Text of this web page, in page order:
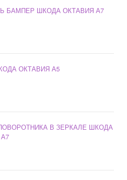
БАМПЕР ШКОДА ОКТАВИЯ А7
ОКТАВИЯ А5
В ЗЕРКАЛЕ ШКОДА